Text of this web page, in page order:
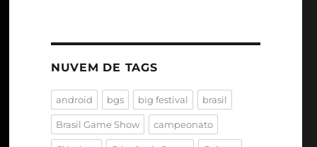
NUVEM DE TAGS
android bgs big festival brasil
Brasil Game Show campeonato